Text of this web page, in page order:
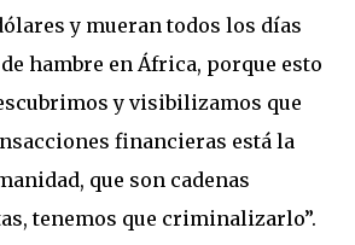
y mueran todos los días
hambre en África, porque esto
y visibilizamos que
financieras está la
que son cadenas
tenemos que criminalizarlo”.